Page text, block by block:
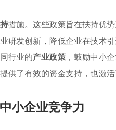
措施。这些政策旨在扶持优
研发创新，降低企业在技术
行业的产业政策，鼓励中小
供了有效的资金支持，也激活
小企业竞争力